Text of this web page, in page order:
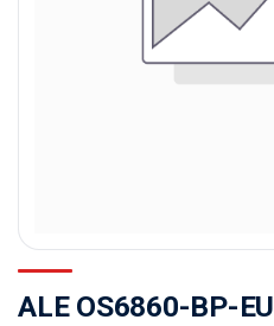
ALE OS6860-BP-EU